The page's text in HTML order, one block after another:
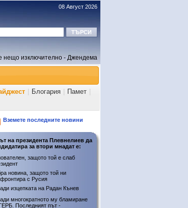
08 Август 2026
нещо изключително - Джендема
Блогария Памет
Вземете последните новини
на президента Плевнелиев да
за втори мнадат е:
защото той е слаб
новина, защото той ни
с Русия
изцепката на Радан Кънев
многократното му бламиране
Последният път -